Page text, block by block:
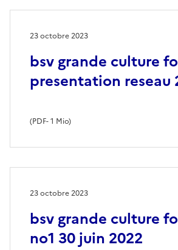
bsv grande culture
presentation reseau
23 octobre 2023
(PDF- 1 Mio)
bsv grande culture
no1 30 juin 2022
23 octobre 2023